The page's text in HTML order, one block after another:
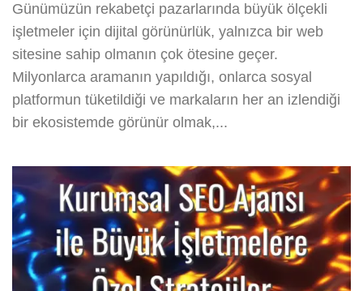
Günümüzün rekabetçi pazarlarında büyük ölçekli
işletmeler için dijital görünürlük, yalnızca bir web
sitesine sahip olmanın çok ötesine geçer.
Milyonlarca aramanın yapıldığı, onlarca sosyal
platformun tüketildiği ve markaların her an izlendiği
bir ekosistemde görünür olmak,...